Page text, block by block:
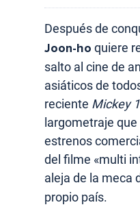
Después de
Joon-ho quiere
salto al cine de
asiáticos de
reciente Mickey
largometraje
estrenos
del filme «multi
aleja de la meca
propio país.